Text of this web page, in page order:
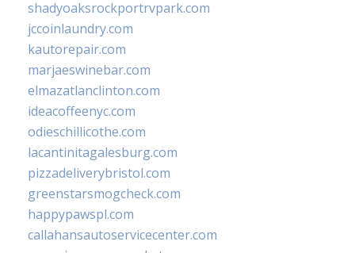
shadyoaksrockportrvpark.com
jccoinlaundry.com
kautorepair.com
marjaeswinebar.com
elmazatlanclinton.com
ideacoffeenyc.com
odieschillicothe.com
lacantinitagalesburg.com
pizzadeliverybristol.com
greenstarsmogcheck.com
happypawspl.com
callahansautoservicecenter.com